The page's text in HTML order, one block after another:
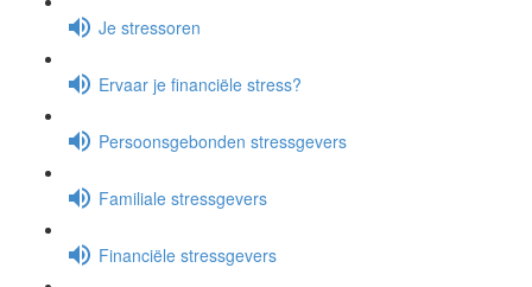
Je stressoren
Ervaar je financiële stress?
Persoonsgebonden stressgevers
Familiale stressgevers
Financiële stressgevers